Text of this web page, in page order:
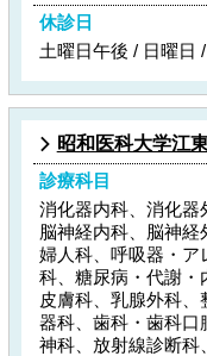
休診日
土曜日午後 / 日曜日
昭和医科大学江
診療科目
消化器内科、消化器
脳神経内科、脳神経
婦人科、呼吸器・ア
科、糖尿病・代謝・
皮膚科、乳腺外科
器科、歯科・歯科口
神科、放射線診断科